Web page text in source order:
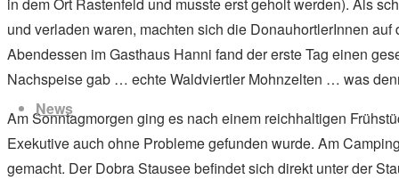
Zum
Inhalt
springenNews
in dem Ort Rastenfeld und musste erst geholt werden). Als
und verladen waren, machten sich die DonauhortlerInnen
Abendessen im Gasthaus Hanni fand der erste Tag einen
Nachspeise gab … echte Waldviertler Mohnzelten … was
Am Sonntagmorgen ging es nach einem reichhaltigen
Exekutive auch ohne Probleme gefunden wurde. Am
gemacht. Der Dobra Stausee befindet sich direkt unter der